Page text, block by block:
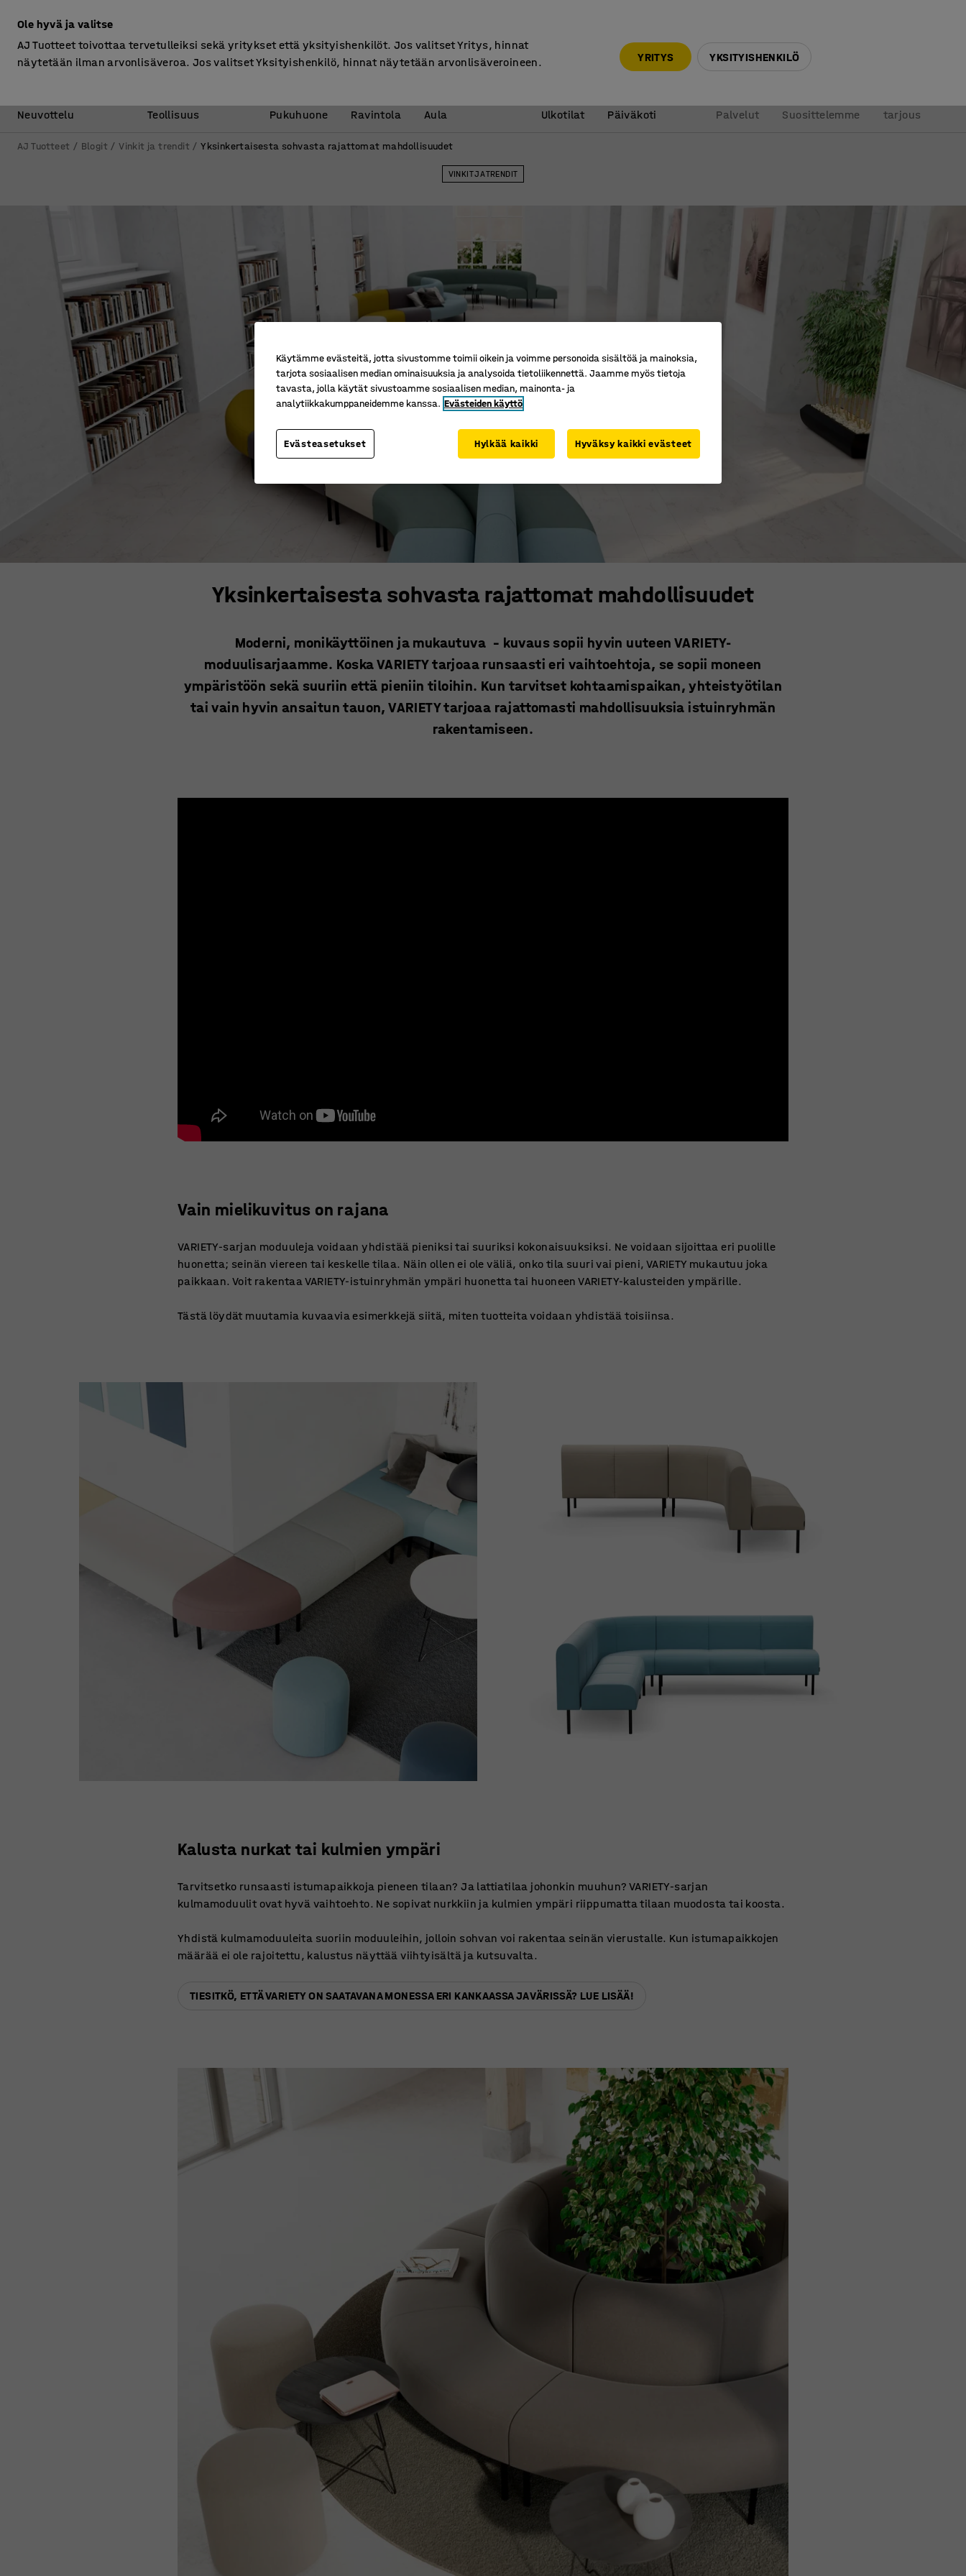
Neuvottelu
Teollisuus
Pukuhuone Ravintola
Aula
Ulkotilat
Päiväkoti
Palvelut Suosittelemme
tarjous
AJ Tuotteet Blogit Vinkit ja trendit Yksinkertaisesta sohvasta rajattomat mahdollisuudet
VINKIT JA TRENDIT
Yksinkertaisesta sohvasta rajattomat mahdollisuudet
Moderni, monikäyttöinen ja mukautuva – kuvaus sopii hyvin uuteen VARIETY-
moduulisarjaamme. Koska VARIETY tarjoaa runsaasti eri vaihtoehtoja, se sopii moneen
ympäristöön sekä suuriin että pieniin tiloihin. Kun tarvitset kohtaamispaikan, yhteistyötilan
tai vain hyvin ansaitun tauon, VARIETY tarjoaa rajattomasti mahdollisuuksia istuinryhmän
rakentamiseen.
Vain mielikuvitus on rajana
VARIETY-sarjan moduuleja voidaan yhdistää pieniksi tai suuriksi kokonaisuuksiksi. Ne voidaan sijoittaa eri puolille
huonetta; seinän viereen tai keskelle tilaa. Näin ollen ei ole väliä, onko tila suuri vai pieni, VARIETY mukautuu joka
paikkaan. Voit rakentaa VARIETY-istuinryhmän ympäri huonetta tai huoneen VARIETY-kalusteiden ympärille.
Tästä löydät muutamia kuvaavia esimerkkejä siitä, miten tuotteita voidaan yhdistää toisiinsa.
Kalusta nurkat tai kulmien ympäri
Tarvitsetko runsaasti istumapaikkoja pieneen tilaan? Ja lattiatilaa johonkin muuhun? VARIETY-sarjan
kulmamoduulit ovat hyvä vaihtoehto. Ne sopivat nurkkiin ja kulmien ympäri riippumatta tilaan muodosta tai koosta.
Yhdistä kulmamoduuleita suoriin moduuleihin, jolloin sohvan voi rakentaa seinän vierustalle. Kun istumapaikkojen
määrää ei ole rajoitettu, kalustus näyttää viihtyisältä ja kutsuvalta.
TIESITKÖ, ETTÄ VARIETY ON SAATAVANA MONESSA ERI KANKAASSA JA VÄRISSÄ? LUE LISÄÄ!
Ole hyvä ja valitse
AJ Tuotteet toivottaa tervetulleiksi sekä yritykset että yksityishenkilöt. Jos valitset Yritys, hinnat
näytetään ilman arvonlisäveroa. Jos valitset Yksityishenkilö, hinnat näytetään arvonlisäveroineen.
YRITYS YKSITYISHENKILÖ
Käytämme evästeitä, jotta sivustomme toimii oikein ja voimme personoida sisältöä ja mainoksia,
tarjota sosiaalisen median ominaisuuksia ja analysoida tietoliikennettä. Jaamme myös tietoja
tavasta, jolla käytät sivustoamme sosiaalisen median, mainonta- ja
analytiikkakumppaneidemme kanssa. Evästeiden käyttö
Evästeasetukset Hylkää kaikki Hyväksy kaikki evästeet